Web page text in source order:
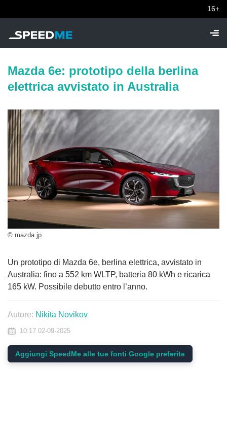
16+
Mazda 6e: prototipo della berlina
elettrica avvistato in Australia
© mazda.jp
Un prototipo di Mazda 6e, berlina elettrica, avvistato in
Australia: fino a 552 km WLTP, batteria 80 kWh e ricarica
165 kW. Possibile debutto entro l’anno.
Autore: Nikita Novikov
10:17 02-09-2025
Aggiungi SpeedMe alle tue fonti Google preferite